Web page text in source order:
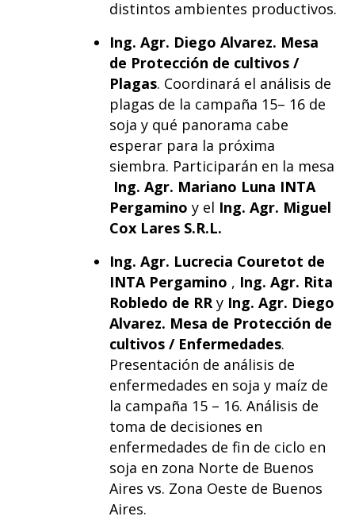
distintos ambientes productivos.
Ing. Agr. Diego Alvarez. Mesa
de Protección de cultivos /
Plagas. Coordinará el análisis de
plagas de la campaña 15– 16 de
soja y qué panorama cabe
esperar para la próxima
siembra. Participarán en la mesa
Ing. Agr. Mariano Luna INTA
Pergamino y el Ing. Agr. Miguel
Cox Lares S.R.L.
Ing. Agr. Lucrecia Couretot de
INTA Pergamino , Ing. Agr. Rita
Robledo de RRy Ing. Agr. Diego
Alvarez. Mesa de Protección de
cultivos / Enfermedades.
Presentación de análisis de
enfermedades en soja y maíz de
la campaña 15 – 16. Análisis de
toma de decisiones en
enfermedades de fin de ciclo en
soja en zona Norte de Buenos
Aires vs. Zona Oeste de Buenos
Aires.